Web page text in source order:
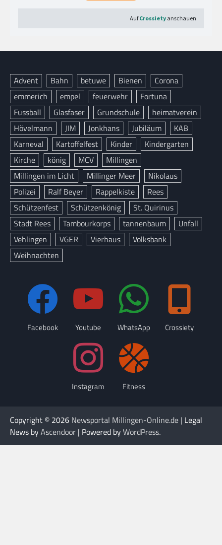
Advent Bahn betuwe Bienen
Corona
emmerich
empel feuerwehr
Fortuna
Fussball
Glasfaser Grundschule
heimatverein
Hövelmann
JIM Jonkhans Jubiläum
KAB
Karneval
Kartoffelfest Kinder
Kindergarten
Kirche
könig MCV
Millingen
Millingen im Licht
Millinger Meer
Nikolaus
Polizei
Ralf Beyer Rappelkiste
Rees
Schützenfest
Schützenkönig
St. Quirinus
Stadt Rees
Tambourkorps tannenbaum
Unfall
Vehlingen
VGER Vierhaus
Volksbank
Weihnachten
Facebook Youtube WhatsApp Crossiety
Instagram Fitness
Copyright © 2026 Newsportal Millingen-Online.de | Legal
News byAscendoor | Powered byWordPress.